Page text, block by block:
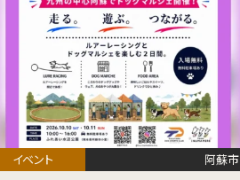
阿蘇市